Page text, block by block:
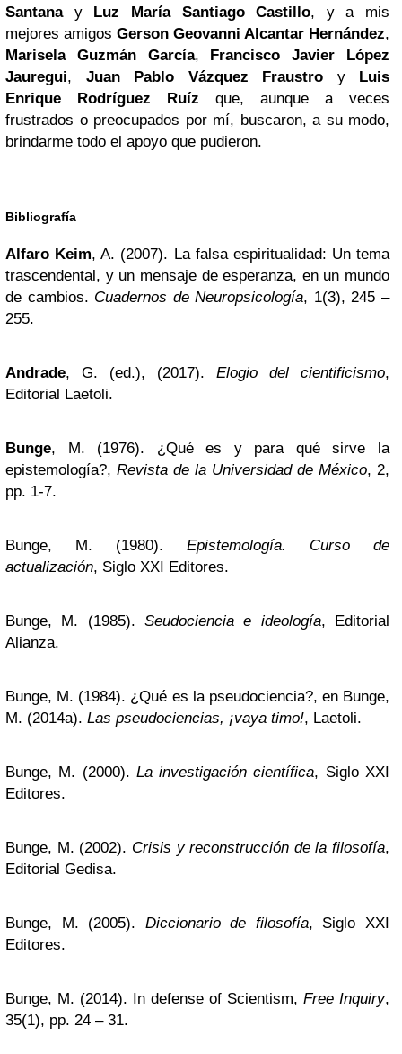
Santanay Luz María Santiago Castillo, y a mis
mejores amigos Gerson Geovanni Alcantar Hernández,
Marisela Guzmán García, Francisco Javier López
Jauregui, Juan Pablo Vázquez Fraustro y Luis
Enrique Rodríguez Ruíz que, aunque a veces
frustrados o preocupados por mí, buscaron, a su modo,
brindarme todo el apoyo que pudieron.
Bibliografía
Alfaro Keim, A. (2007). La falsa espiritualidad: Un tema
trascendental, y un mensaje de esperanza, en un mundo
de cambios. Cuadernos de Neuropsicología, 1(3), 245 –
255.
Andrade, G. (ed.), (2017). Elogio del cientificismo,
Editorial Laetoli.
Bunge, M. (1976). ¿Qué es y para qué sirve la
epistemología?, Revista de la Universidad de México, 2,
pp. 1-7.
Bunge, M. (1980). Epistemología. Curso de
actualización, Siglo XXI Editores.
Bunge, M. (1985). Seudociencia e ideología, Editorial
Alianza.
Bunge, M. (1984). ¿Qué es la pseudociencia?, en Bunge,
M. (2014a). Las pseudociencias, ¡vaya timo!, Laetoli.
Bunge, M. (2000). La investigación científica, Siglo XXI
Editores.
Bunge, M. (2002). Crisis y reconstrucción de la filosofía,
Editorial Gedisa.
Bunge, M. (2005). Diccionario de filosofía, Siglo XXI
Editores.
Bunge, M. (2014). In defense of Scientism, Free Inquiry,
35(1), pp. 24 – 31.